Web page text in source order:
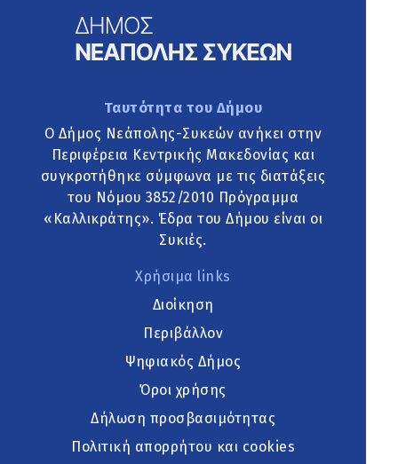
Ταυτότητα του Δήμου
Ο Δήμος Νεάπολης-Συκεών ανήκει στην
Περιφέρεια Κεντρικής Μακεδονίας και
συγκροτήθηκε σύμφωνα με τις διατάξεις
του Νόμου 3852/2010 Πρόγραμμα
«Καλλικράτης». Έδρα του Δήμου είναι οι
Συκιές.
Χρήσιμα links
Διοίκηση
Περιβάλλον
Ψηφιακός Δήμος
Όροι χρήσης
Δήλωση προσβασιμότητας
Πολιτική απορρήτου και cookies